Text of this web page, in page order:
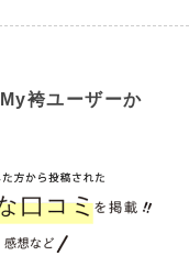
袴ユーザーか